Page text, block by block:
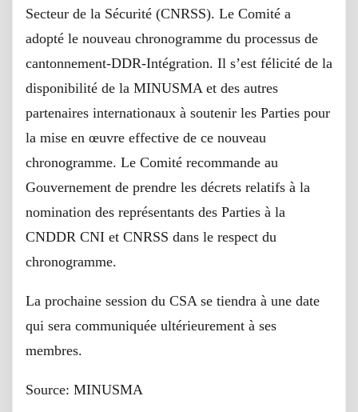
Secteur de la Sécurité (CNRSS). Le Comité a
adopté le nouveau chronogramme du processus de
cantonnement-DDR-Intégration. Il s’est félicité de la
disponibilité de la MINUSMA et des autres
partenaires internationaux à soutenir les Parties pour
la mise en œuvre effective de ce nouveau
chronogramme. Le Comité recommande au
Gouvernement de prendre les décrets relatifs à la
nomination des représentants des Parties à la
CNDDR CNI et CNRSS dans le respect du
chronogramme.
La prochaine session du CSA se tiendra à une date
qui sera communiquée ultérieurement à ses
membres.
Source: MINUSMA